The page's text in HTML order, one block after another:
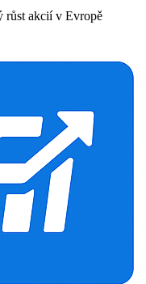
růst akcií v Evropě